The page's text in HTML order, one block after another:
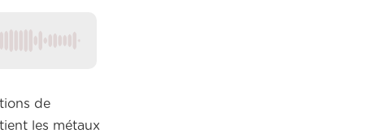
de
les métaux